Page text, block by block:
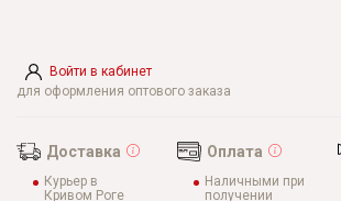
Войти в кабинет
для оформления оптового заказа
Доставка
Курьер в
Кривом Роге
Оплата
Наличными при
получении